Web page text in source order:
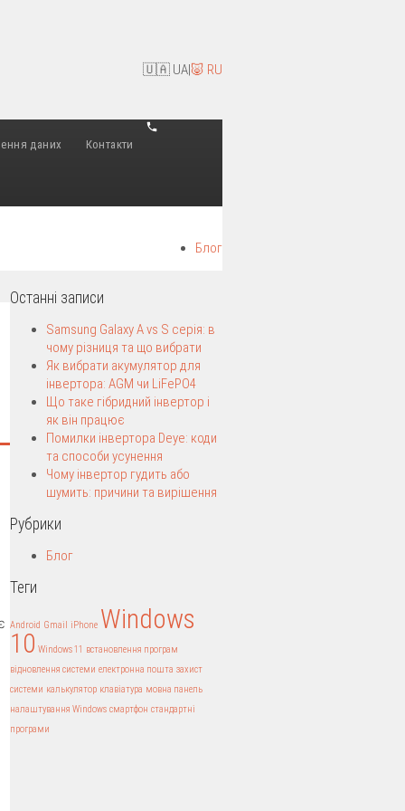
🇺🇦 UA|🐷 RU
даних Контакти
Блог
Останні записи
Samsung Galaxy A vs S серія: в
чому різниця та що вибрати
Як вибрати акумулятор для
інвертора: AGM чи LiFePO4
Що таке гібридний інвертор і
як він працює
Помилки інвертора Deye: коди
та способи усунення
Чому інвертор гудить або
шумить: причини та вирішення
Рубрики
Блог
Теги
Android Gmail iPhone Windows
10 Windows 11 встановлення програм
відновлення системи електронна пошта захист
системи калькулятор клавіатура мовна панель
налаштування Windows смартфон стандартні
програми